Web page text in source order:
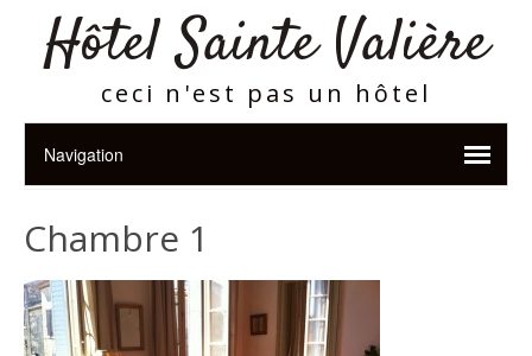
Hôtel Sainte Valière
ceci n'est pas un hôtel
Chambre 1